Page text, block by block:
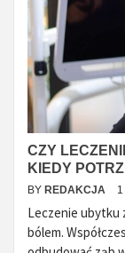
CZY
KIEDY
BY REDAKCJA
Leczenie ubytku
bólem.